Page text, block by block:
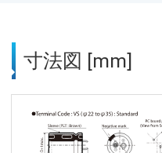
寸法図 [mm]